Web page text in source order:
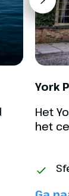
vroeg
York
Het
het